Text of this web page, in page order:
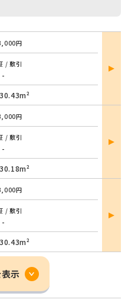
円
/ 敷引
30.43m²
部屋
詳細
円
/ 敷引
30.18m²
部屋
詳細
円
/ 敷引
30.43m²
部屋
詳細
示